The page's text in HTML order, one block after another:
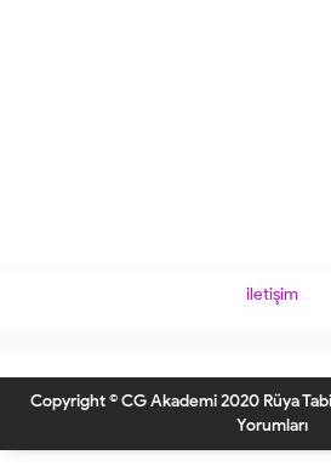
iletişim
Copyright © CG Akademi 2020 Rüya
Yorumları